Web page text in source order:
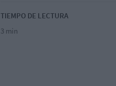
TIEMPO DE LECTURA
3 min